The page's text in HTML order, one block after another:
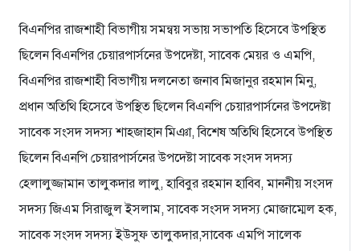
বিএনপির রাজশাহী বিভাগীয় সমন্বয় সভায় সভাপতি হিসেবে উপস্থিত
ছিলেন বিএনপির চেয়ারপার্সনের উপদেষ্টা, সাবেক মেয়র ও এমপি,
বিএনপির রাজশাহী বিভাগীয় দলনেতা জনাব মিজানুর রহমান মিনু,
প্রধান অতিথি হিসেবে উপস্থিত ছিলেন বিএনপি চেয়ারপার্সনের উপদেষ্টা
সাবেক সংসদ সদস্য শাহজাহান মিঞা, বিশেষ অতিথি হিসেবে উপস্থিত
ছিলেন বিএনপি চেয়ারপার্সনের উপদেষ্টা সাবেক সংসদ সদস্য
হেলালুজ্জামান তালুকদার লালু, হাবিবুর রহমান হাবিব, মাননীয় সংসদ
সদস্য জিএম সিরাজুল ইসলাম, সাবেক সংসদ সদস্য মোজাম্মেল হক,
সাবেক সংসদ সদস্য ইউসুফ তালুকদার,সাবেক এমপি সালেক